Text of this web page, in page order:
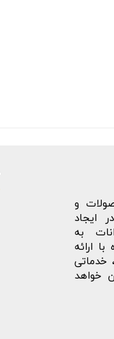
و
ایجاد
به
ارائه
خدماتی
خواهد